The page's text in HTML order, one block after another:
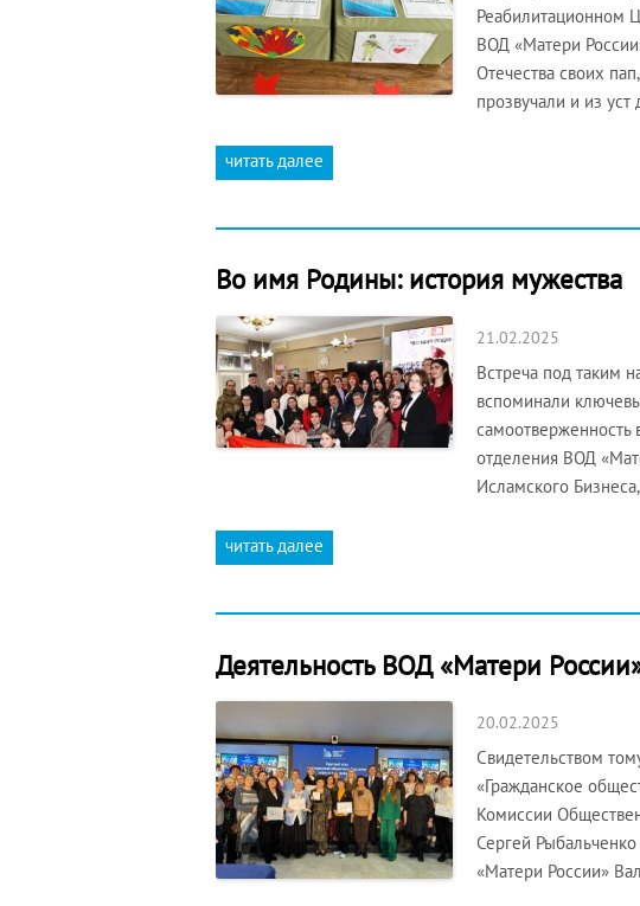
Реабилитационном
ВОД «Матери
Отечества своих
прозвучали и из
читать далее
Во имя Родины: история мужества
21.02.2025
Встреча под таким
вспоминали
самоотверженность
отделения ВОД
Исламского
читать далее
Деятельность ВОД «Матери
20.02.2025
Свидетельством
«Гражданское
Комиссии
Сергей
«Матери России»